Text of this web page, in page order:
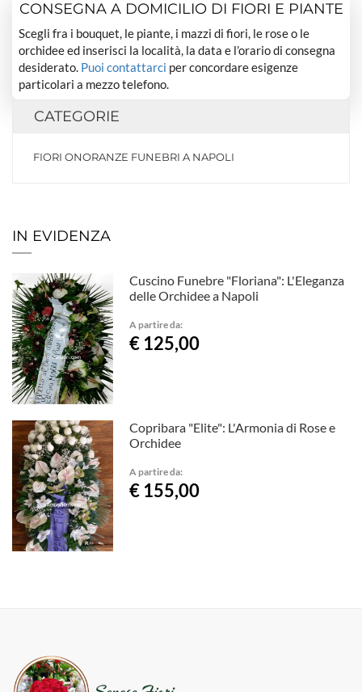
CONSEGNA A DOMICILIO DI FIORI E PIANTE
Scegli fra i bouquet, le piante, i mazzi di fiori, le rose o le
orchidee ed inserisci la località, la data e l’orario di consegna
desiderato. Puoi contattarci per concordare esigenze
particolari a mezzo telefono.
CATEGORIE
FIORI ONORANZE FUNEBRI A NAPOLI
IN EVIDENZA
Cuscino Funebre "Floriana": L'Eleganza
delle Orchidee a Napoli
A partire da:
€ 125,00
Copribara "Elite": L'Armonia di Rose e
Orchidee
A partire da:
€ 155,00